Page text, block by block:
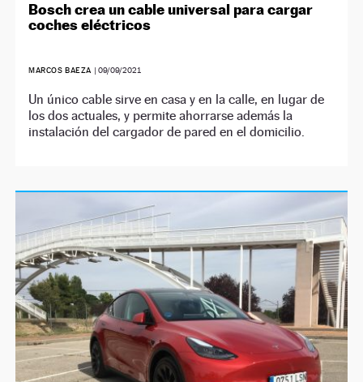
Bosch crea un cable universal para cargar
coches eléctricos
MARCOS BAEZA | 09/09/2021
Un único cable sirve en casa y en la calle, en lugar de
los dos actuales, y permite ahorrarse además la
instalación del cargador de pared en el domicilio.